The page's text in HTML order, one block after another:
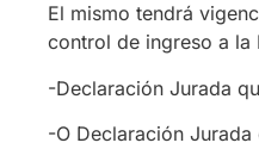
El mismo tendrá
control de ingreso a la
-Declaración Jurada
-O Declaración Jurada